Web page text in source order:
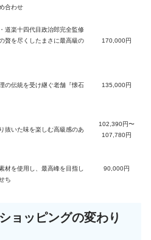
合わせ
道楽十四代目政治郎完全監修
贅を尽くしたまさに最高級の
170,000円
の伝統を受け継ぐ老舗『懐石
135,000円
抜いた味を楽しむ高級感のあ
102,390円〜
107,780円
材を使用し、最高峰を目指し
ち
90,000円
ョッピングの変わり